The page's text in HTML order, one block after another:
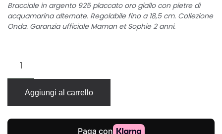
Bracciale in argento 925 placcato oro giallo con pietre di
acquamarina alternate. Regolabile fino a 18,5 cm. Collezione
Onda. Garanzia ufficiale Maman et Sophie 2 anni.
Maman
et
Sophie
Onda
in
argento
Aggiungi al carrello